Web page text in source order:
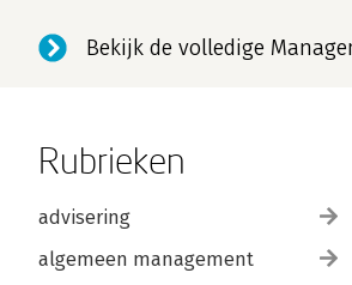
Bekijk de volledige
Rubrieken
advisering
algemeen management